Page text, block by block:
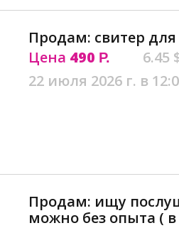
Продам: свитер
Цена 490 Р.
6.45
22 июля 2026 г. в
Продам: ищу
можно без опыта (